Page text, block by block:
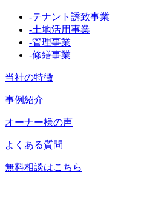
-テナント誘致事業
-土地活用事業
-管理事業
-修繕事業
当社の特徴
事例紹介
オーナー様の声
よくある質問
無料相談はこちら